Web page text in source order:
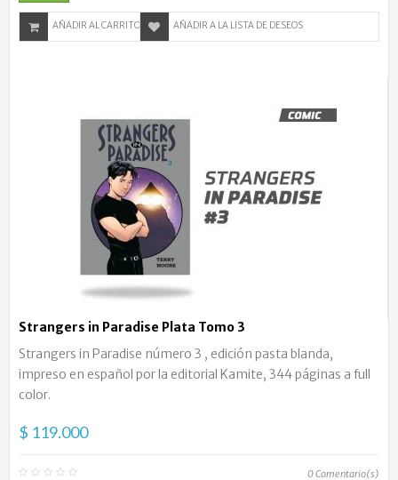
AÑADIR AL CARRITO AÑADIR A LA LISTA DE DESEOS
Strangers in Paradise Plata Tomo 3
Strangers in Paradise número 3 , edición pasta blanda,
impreso en español por la editorial Kamite, 344 páginas a full
color.
$ 119.000
0Comentario(s)